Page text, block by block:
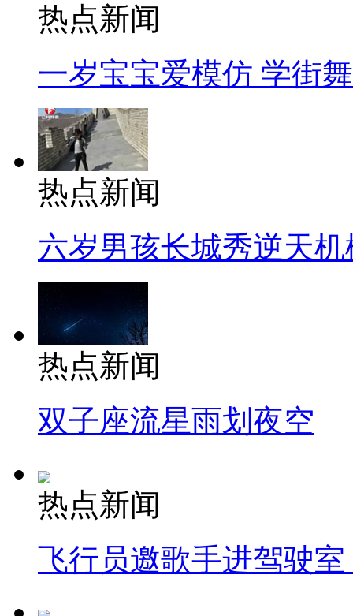
热点新闻
一岁宝宝爱模仿 学街
热点新闻
六岁男孩长城秀逆天机
热点新闻
双子座流星雨划夜空
热点新闻
飞行员邀歌手进驾驶